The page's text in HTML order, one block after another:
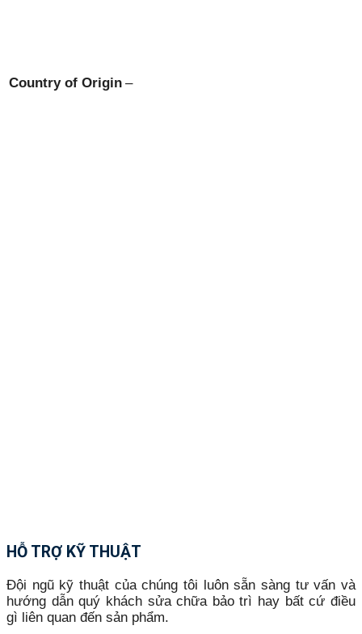
Country of Origin –
HỖ TRỢ KỸ THUẬT
Đội ngũ kỹ thuật của chúng tôi luôn sẵn sàng tư vấn và
hướng dẫn quý khách sửa chữa bảo trì hay bất cứ điều
gì liên quan đến sản phẩm.